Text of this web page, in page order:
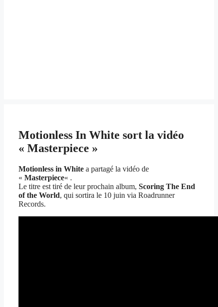
Motionless In White sort la vidéo
« Masterpiece »
Motionless in White a partagé la vidéo de
« Masterpiece« .
Le titre est tiré de leur prochain album, Scoring The End
of the World, qui sortira le 10 juin via Roadrunner
Records.